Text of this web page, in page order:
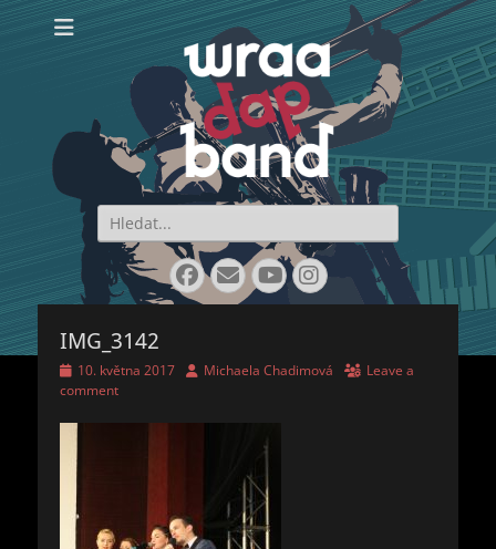
WraaDap Band
Search
for:
Facebook
EmailYouTube
Instagram
IMG_3142
Posted
on
10. května 2017 AuthorMichaela Chadimová
Leave a
comment